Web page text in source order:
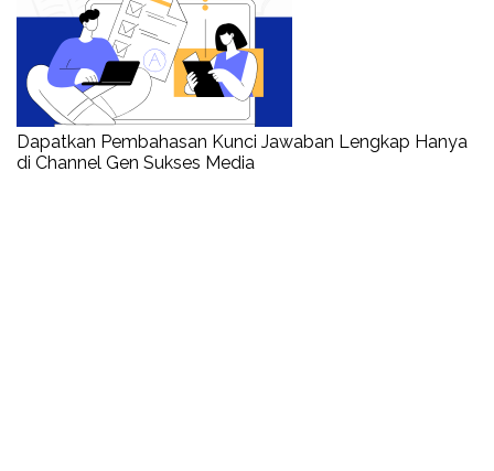
Dapatkan Pembahasan Kunci Jawaban Lengkap Hanya
di Channel Gen Sukses Media